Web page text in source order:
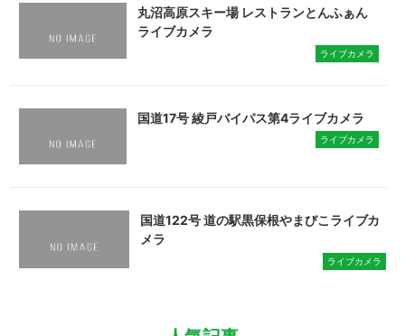
丸沼高原スキー場 レストランとんふぁん
ライブカメラ
ライブカメラ
国道17号 綾戸バイパス第4ライブカメラ
ライブカメラ
国道122号 道の駅黒保根やまびこライブカ
メラ
ライブカメラ